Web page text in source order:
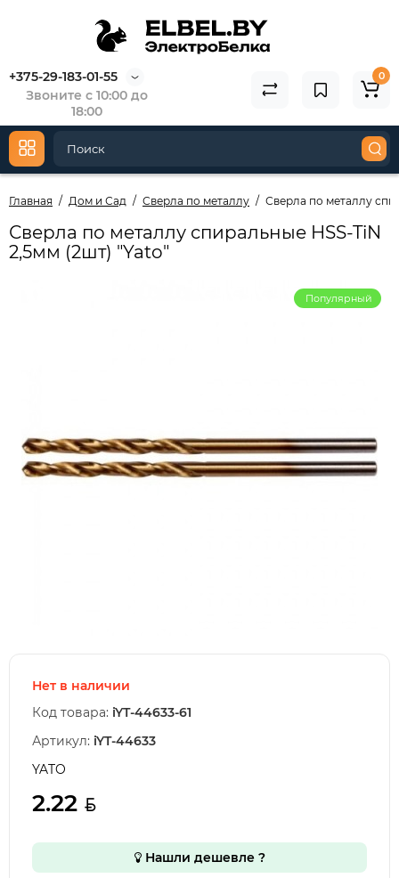
+375-29-183-01-55
Звоните с 10:00 до
18:00
0
Главная Дом и Сад Сверла по металлу Сверла по металлу
Сверла по металлу спиральные HSS-TiN
2,5мм (2шт) "Yato"
Популярный
Нет в наличии
Код товара: iYT-44633-61
Артикул: iYT-44633
YATO
2.22
Нашли дешевле ?